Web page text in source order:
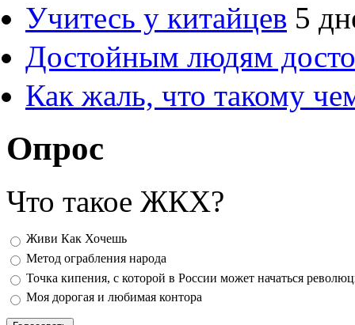
Учитесь у китайцев 5
Достойным людям
Как жаль, что такому
Опрос
Что такое ЖКХ?
Варианты
Живи Как Хочешь
Метод ограбления народа
Точка кипения, с которой в России может начаться
Моя дорогая и любимая контора